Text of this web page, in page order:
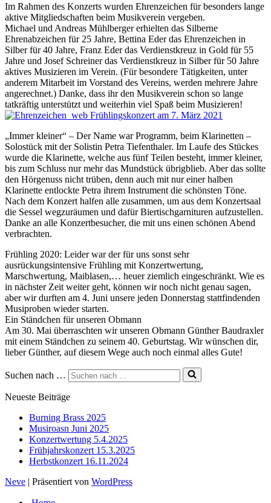
Im Rahmen des Konzerts wurden Ehrenzeichen für besonders lange
aktive Mitgliedschaften beim Musikverein vergeben.
Michael und Andreas Mühlberger erhielten das Silberne
Ehrenabzeichen für 25 Jahre, Bettina Eder das Ehrenzeichen in
Silber für 40 Jahre, Franz Eder das Verdienstkreuz in Gold für 55
Jahre und Josef Schreiner das Verdienstkreuz in Silber für 50 Jahre
aktives Musizieren im Verein. (Für besondere Tätigkeiten, unter
anderem Mitarbeit im Vorstand des Vereins, werden mehrere Jahre
angerechnet.) Danke, dass ihr den Musikverein schon so lange
tatkräftig unterstützt und weiterhin viel Spaß beim Musizieren!
„Immer kleiner“ – Der Name war Programm, beim Klarinetten –
Solostück mit der Solistin Petra Tiefenthaler. Im Laufe des Stückes
wurde die Klarinette, welche aus fünf Teilen besteht, immer kleiner,
bis zum Schluss nur mehr das Mundstück übrigblieb. Aber das sollte
den Hörgenuss nicht trüben, denn auch mit nur einer halben
Klarinette entlockte Petra ihrem Instrument die schönsten Töne.
Nach dem Konzert halfen alle zusammen, um aus dem Konzertsaal
die Sessel wegzuräumen und dafür Biertischgarnituren aufzustellen.
Danke an alle Konzertbesucher, die mit uns einen schönen Abend
verbrachten.
Frühling 2020: Leider war der für uns sonst sehr
ausrückungsintensive Frühling mit Konzertwertung,
Marschwertung, Maiblasen,… heuer ziemlich eingeschränkt. Wie es
in nächster Zeit weiter geht, können wir noch nicht genau sagen,
aber wir durften am 4. Juni unsere jeden Donnerstag stattfindenden
Musiproben wieder starten.
Ein Ständchen für unseren Obmann
Am 30. Mai überraschten wir unseren Obmann Günther Baudraxler
mit einem Ständchen zu seinem 40. Geburtstag. Wir wünschen dir,
lieber Günther, auf diesem Wege auch noch einmal alles Gute!
Suchen nach …
Neueste Beiträge
Burning Brass 2025
Musiroasn Juni 2025
Konzertwertung 5.4.2025
Frühjahrskonzert 15.3.2025
Herbstkonzert 16.11.2024
Neve | Präsentiert von WordPress